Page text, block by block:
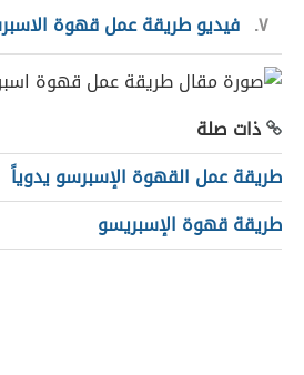
٧ فيديو طريقة عمل قهوة
ذات صلة
طريقة عمل القهوة الإسبرسو يدوياً
طريقة قهوة الإسبريسو